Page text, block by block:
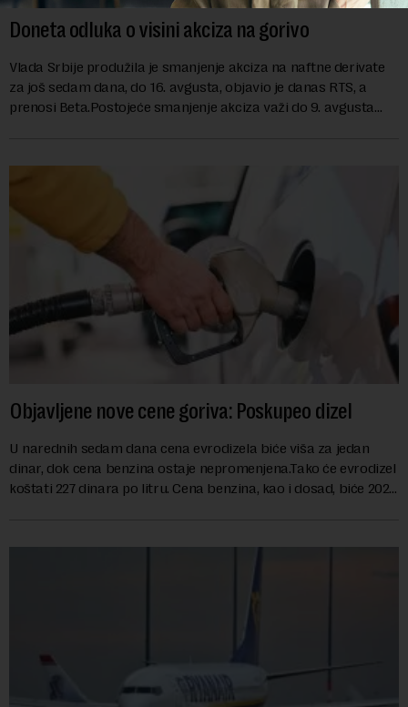
Doneta odluka o visini akciza na gorivo
Vlada Srbije produžila je smanjenje akciza na naftne derivate
za još sedam dana, do 16. avgusta, objavio je danas RTS, a
prenosi Beta.Postojeće smanjenje akciza važi do 9. avgusta
Objavljene nove cene goriva: Poskupeo dizel
U narednih sedam dana cena evrodizela biće viša za jedan
dinar, dok cena benzina ostaje nepromenjena.Tako će evrodizel
koštati 227 dinara po litru. Cena benzina, kao i dosad, biće 202